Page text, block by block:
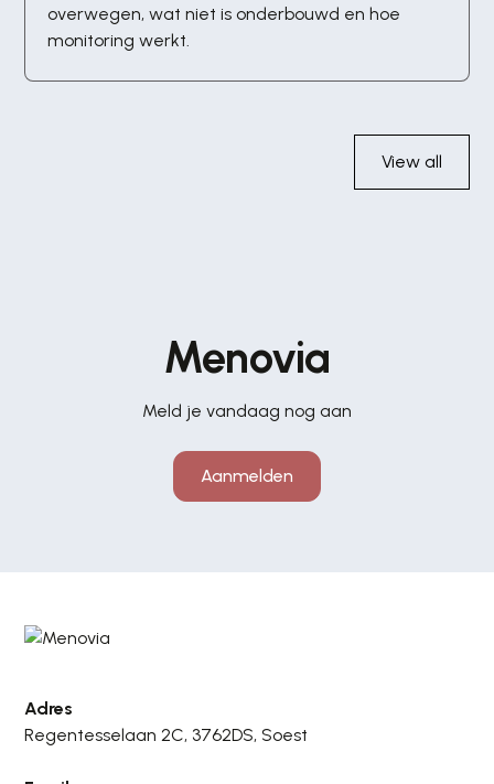
overwegen, wat niet is onderbouwd en hoe
monitoring werkt.
View all
Menovia
Meld je vandaag nog aan
Aanmelden
Adres
Regentesselaan 2C, 3762DS, Soest